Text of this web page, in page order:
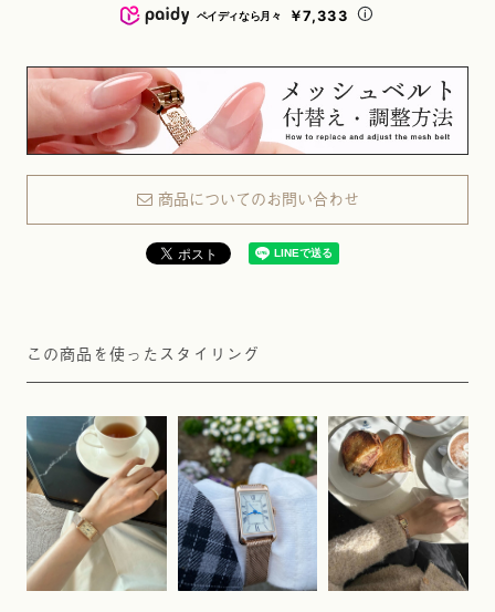
ペイディなら月々 ￥7,333
商品についてのお問い合わせ